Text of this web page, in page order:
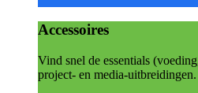
Accessoires
Vind snel de essentials
project- en media-uitbreidingen.